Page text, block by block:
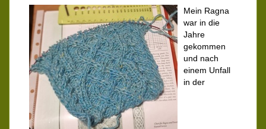
Mein Ragna
war in die
Jahre
gekommen
und nach
einem Unfall
in der